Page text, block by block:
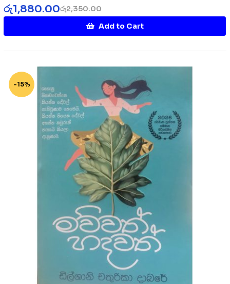
රු2,350.00
රු1,880.00
Add to Cart
-15%